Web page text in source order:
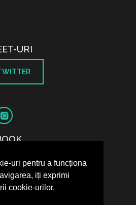
uri pentru a funcționa
iți exprimi
cookie-urilor.
URI